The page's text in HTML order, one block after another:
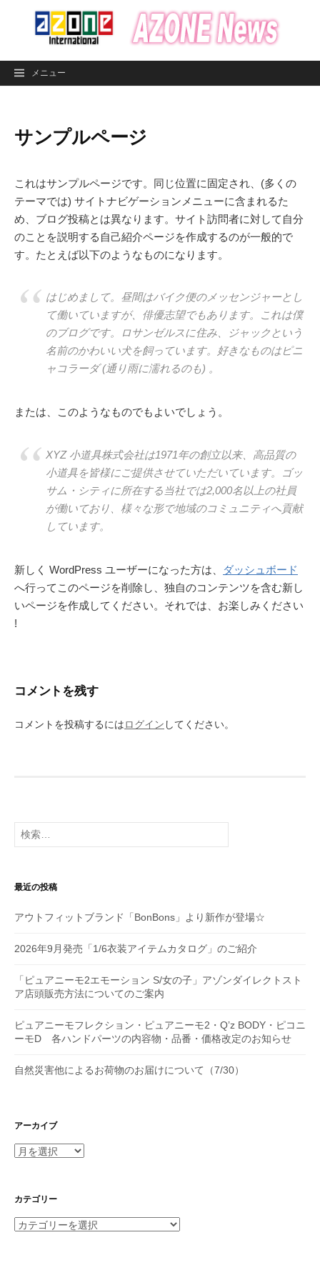
ン
メニュー
サンプルページ
これはサンプルページです。同じ位置に固定され、(多くの
テーマでは) サイトナビゲーションメニューに含まれるた
め、ブログ投稿とは異なります。サイト訪問者に対して自分
のことを説明する自己紹介ページを作成するのが一般的で
す。たとえば以下のようなものになります。
はじめまして。昼間はバイク便のメッセンジャーとし
て働いていますが、俳優志望でもあります。これは僕
のブログです。ロサンゼルスに住み、ジャックという
名前のかわいい犬を飼っています。好きなものはピニ
ャコラーダ (通り雨に濡れるのも) 。
または、このようなものでもよいでしょう。
XYZ 小道具株式会社は1971年の創立以来、高品質の
小道具を皆様にご提供させていただいています。ゴッ
サム・シティに所在する当社では2,000名以上の社員
が働いており、様々な形で地域のコミュニティへ貢献
しています。
新しく WordPress ユーザーになった方は、
ダッシュボード
へ行ってこのページを削除し、独自のコンテンツを含む新し
いページを作成してください。それでは、お楽しみください
!
コメントを残す
コメントを投稿するにはログイン してください。
検
索:
最近の投稿
アウトフィットブランド「BonBons」より新作が登場☆
2026年9月発売「1/6衣装アイテムカタログ」のご紹介
「ピュアニーモ2エモーション S/女の子」アゾンダイレクトスト
ア店頭販売方法についてのご案内
ピュアニーモフレクション・ピュアニーモ2・Q’z BODY・ピコニ
ーモD 各ハンドパーツの内容物・品番・価格改定のお知らせ
自然災害他によるお荷物のお届けについて（7/30）
アーカイブ
ア
イ
カテゴリー
カ